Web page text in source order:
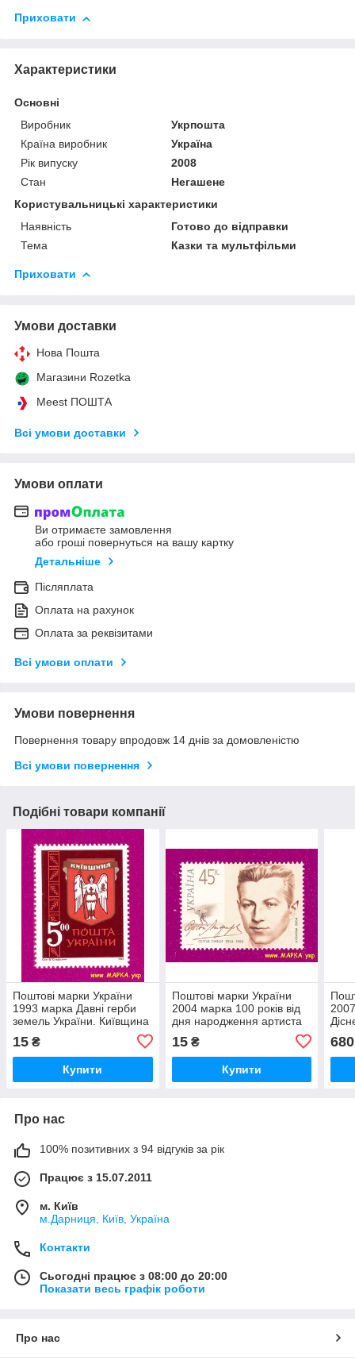
Приховати
Характеристики
Основні
Виробник
Укрпошта
Країна виробник
Україна
Рік випуску
2008
Стан
Негашене
Користувальницькі характеристики
Наявність
Готово до відправки
Тема
Казки та мультфільми
Приховати
Умови доставки
Нова Пошта
Магазини Rozetka
Meest ПОШТА
Всі умови доставки
Умови оплати
Ви отримаєте замовлення
або гроші повернуться на вашу картку
Детальніше
Післяплата
Оплата на рахунок
Оплата за реквізитами
Всі умови оплати
Умови повернення
Повернення товару впродовж 14 днів за домовленістю
Всі умови повернення
Подібні товари компанії
Поштові марки України
1993 марка Давні герби
земель України. Київщина
15 ₴
Купити
Поштові марки України
2004 марка 100 років від
дня народження артиста
15₴
Купити
680
Про нас
100% позитивних з 94 відгуків за рік
Працює з 15.07.2011
м. Київ
м.Дарниця, Київ, Україна
Контакти
Сьогодні працює з 08:00 до 20:00
Показати весь графік роботи
Про нас